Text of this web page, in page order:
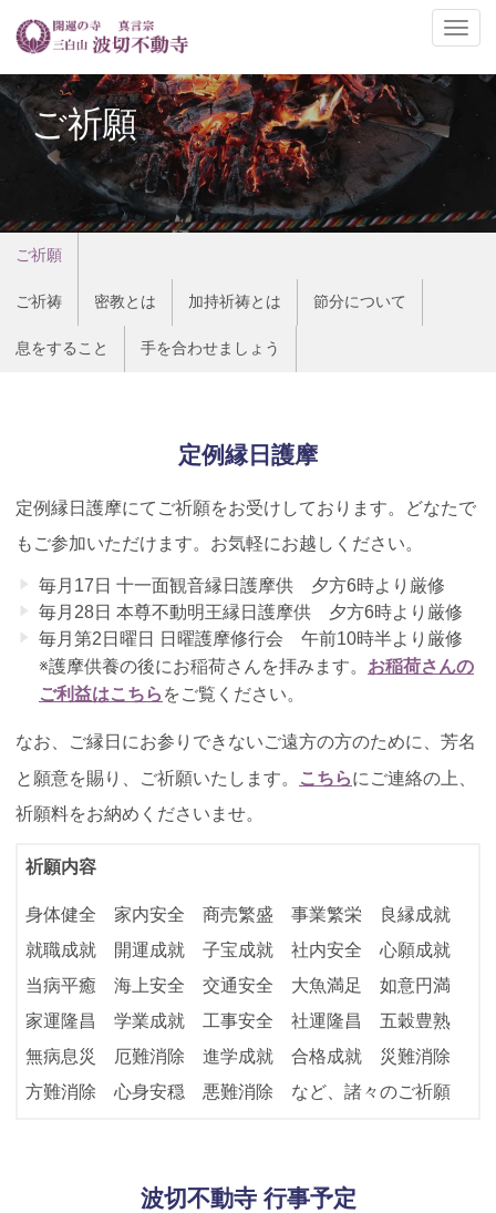
ナ
ゲ
の
切
ご祈願
ご祈願
ご祈祷 密教とは 加持祈祷とは 節分について
息をすること 手を合わせましょう
定例縁日護摩
定例縁日護摩にてご祈願をお受けしております。どなたで
もご参加いただけます。お気軽にお越しください。
毎月17日 十一面観音縁日護摩供 夕方6時より厳修
毎月28日 本尊不動明王縁日護摩供 夕方6時より厳修
毎月第2日曜日 日曜護摩修行会 午前10時半より厳修
※護摩供養の後にお稲荷さんを拝みます。 お稲荷さんの
ご利益はこちら をご覧ください。
なお、ご縁日にお参りできないご遠方の方のために、芳名
と願意を賜り、ご祈願いたします。
こちらにご連絡の上、
祈願料をお納めくださいませ。
祈願内容
身体健全 家内安全 商売繁盛 事業繁栄 良縁成就
就職成就 開運成就 子宝成就 社内安全 心願成就
当病平癒 海上安全 交通安全 大魚満足 如意円満
家運隆昌 学業成就 工事安全 社運隆昌 五穀豊熟
無病息災 厄難消除 進学成就 合格成就 災難消除
方難消除 心身安穏 悪難消除 など、諸々のご祈願
波切不動寺 行事予定